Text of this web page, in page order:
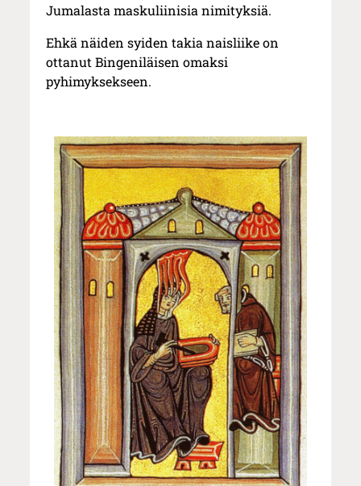
Jumalasta maskuliinisia nimityksiä.
Ehkä näiden syiden takia naisliike on
ottanut Bingeniläisen omaksi
pyhimyksekseen.